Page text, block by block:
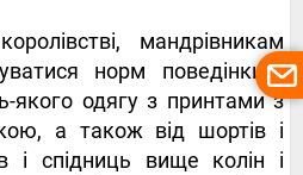
мандрівникам
норм поведінки і
якого одягу з принтами з
а також від шортів і
і спідниць вище колін і